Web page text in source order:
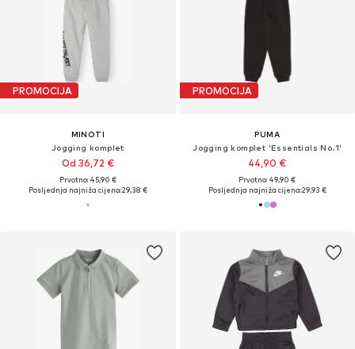
PROMOCIJA
MINOTI
Jogging komplet
Od 36,72 €
Prvotno: 45,90 €
Posljednja najniža cijena:29,38 €
PROMOCIJA
PUMA
Jogging komplet 'Essentials No.1'
44,90 €
Prvotno: 49,90 €
Posljednja najniža cijena:29,93 €